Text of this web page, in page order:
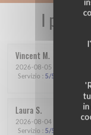
I pareri
Vincent M
2026-08-05 - 19:00 -
Servizio : 5/5
Laura S
2026-08-04 - 19:45 -
Servizio : 5/5